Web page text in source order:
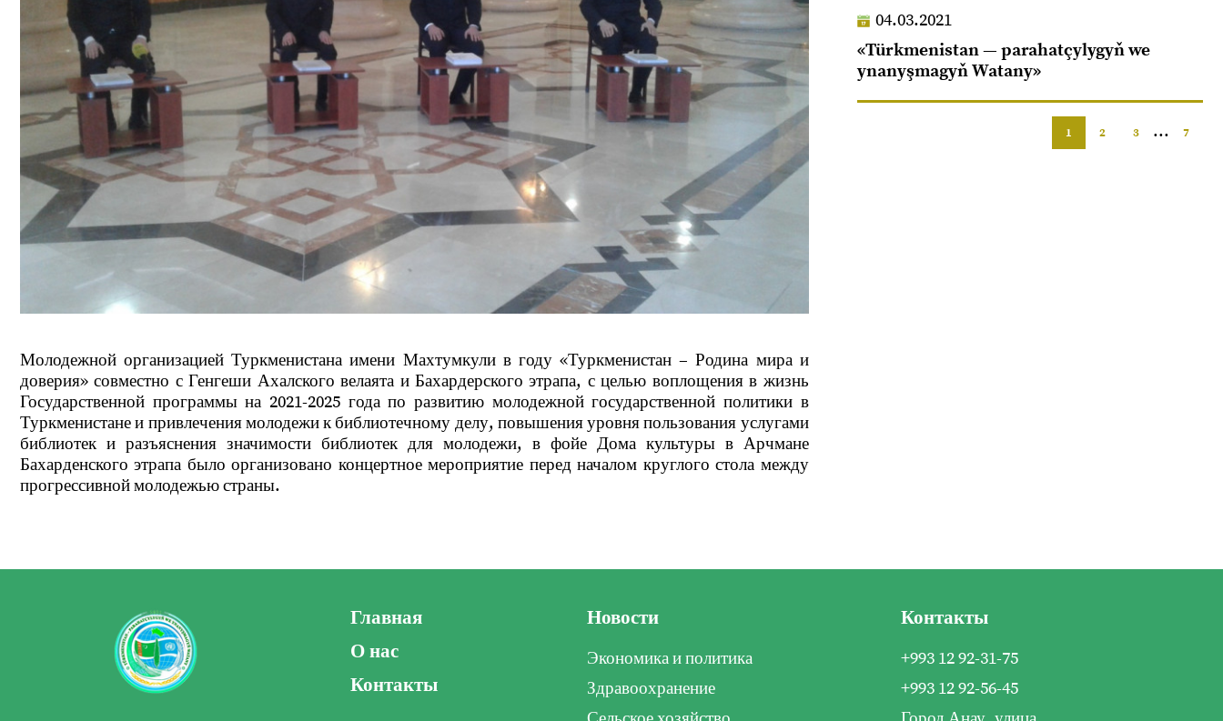
Молодежной организацией Туркменистана имени Махтумкули в году «Туркменистан – Родина мира и
доверия» совместно с Генгеши Ахалского велаята и Бахардерского этрапа, с целью воплощения в жизнь
Государственной программы на 2021-2025 года по развитию молодежной государственной политики в
Туркменистане и привлечения молодежи к библиотечному делу, повышения уровня пользования услугами
библиотек и разъяснения значимости библиотек для молодежи, в фойе Дома культуры в Арчмане
Бахарденского этрапа было организовано концертное мероприятие перед началом круглого стола между
прогрессивной молодежью страны.
04.03.2021
«Türkmenistan — parahatçylygyň we
ynanyşmagyň Watany»
1 2 3 ... 7
Главная
О нас
Контакты
Новости
Экономика и политика
Здравоохранение
Контакты
+993 12 92-31-75
+993 12 92-56-45